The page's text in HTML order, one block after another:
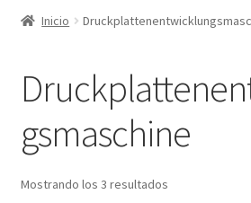
Inicio
gsmaschine
Mostrando los 3 resultados